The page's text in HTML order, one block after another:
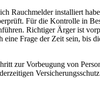
Rauchmelder installiert
Für die Kontrolle in
Richtiger Ärger ist
Frage der Zeit sein,
zur Vorbeugung von